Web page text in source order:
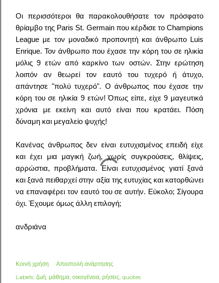
Οι περισσότεροι θα παρακολουθήσατε τον πρόσφατο
θρίαμβο της Paris St. Germain που κέρδισε το Champions
League με τον μοναδικό προπονητή και άνθρωπο Luis
Enrique. Τον άνθρωπο που έχασε την κόρη του σε ηλικία
μόλις 9 ετών από καρκίνο των οστών. Στην ερώτηση
λοιπόν αν θεωρεί τον εαυτό του τυχερό ή άτυχο,
απάντησε "πολύ τυχερό". Ο άνθρωπος που έχασε την
κόρη του σε ηλικία 9 ετών! Όπως είπε, είχε 9 μαγευτικά
χρόνια με εκείνη και αυτό είναι που κρατάει. Πόση
δύναμη και μεγαλείο ψυχής!
Κανένας άνθρωπος δεν είναι ευτυχισμένος επειδή είχε
και έχει μια μαγική ζωή, χωρίς συγκρούσεις, θλίψεις,
αρρώστια, προβλήματα. Είναι ευτυχισμένος γιατί ξανά
και ξανά πειθαρχεί στην αξία της ευτυχίας και κατορθώνει
να επαναφέρει τον εαυτό του σε αυτήν. Εύκολο; Σίγουρα
όχι. Έχουμε όμως άλλη επιλογή;
ανδριάνα
Κοινή χρήση
Αποστολή ανάρτησης
Labels: ζωή μάθημα οικογένεια ρήσεις quotes